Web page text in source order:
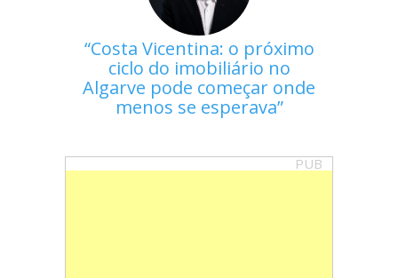
Costa Vicentina: o próximo
ciclo do imobiliário no
Algarve pode começar onde
menos se esperava
PUB